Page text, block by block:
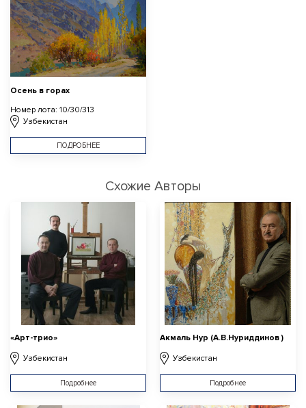
Осень в горах
Номер лота: 10/30/313
Узбекистан
ПОДРОБНЕЕ
Схожие Авторы
«Арт-трио»
Узбекистан
Подробнее
Акмаль Нур (А.В.Нуриддинов )
Узбекистан
Подробнее